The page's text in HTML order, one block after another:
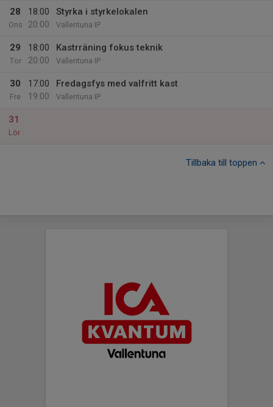
28
Ons
18:00
20:00
Styrka i styrkelokalen
Vallentuna IP
29
Tor
18:00
20:00
Kastrräning fokus teknik
Vallentuna IP
30
Fre
17:00
19:00
Fredagsfys med valfritt kast
Vallentuna IP
31
Lör
Tillbaka till toppen